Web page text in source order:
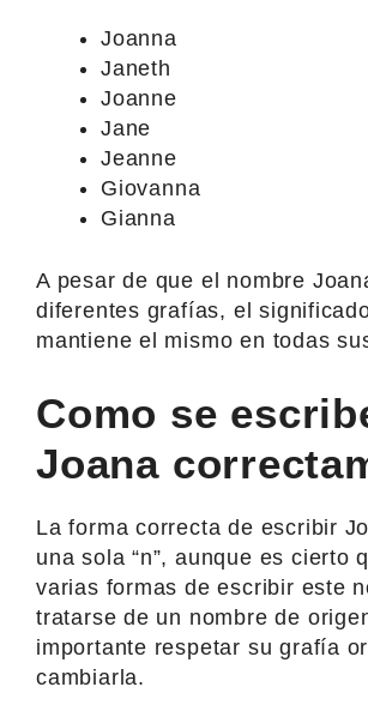
Joanna
Janeth
Joanne
Jane
Jeanne
Giovanna
Gianna
A pesar de que el nombre
diferentes grafías, el
mantiene el mismo en todas
Como se
Joana
La forma correcta de escribir
una sola “n”, aunque es cierto
varias formas de escribir este
tratarse de un nombre de
importante respetar su grafía
cambiarla.